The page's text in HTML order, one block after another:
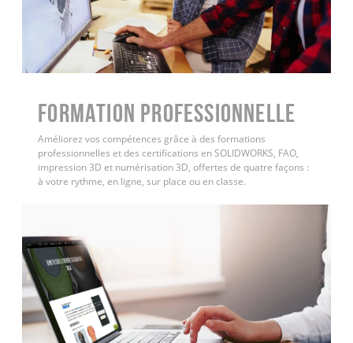
FORMATION PROFESSIONNELLE
Améliorez vos compétences grâce à des formations
professionnelles et des certifications en SOLIDWORKS, FAO,
impression 3D et numérisation 3D, offertes de quatre façons :
à votre rythme, en ligne, sur place ou en classe.